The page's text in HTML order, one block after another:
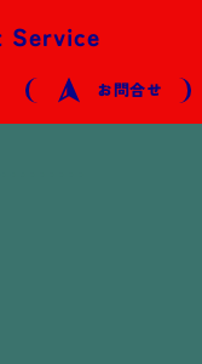
お問合せ
Service